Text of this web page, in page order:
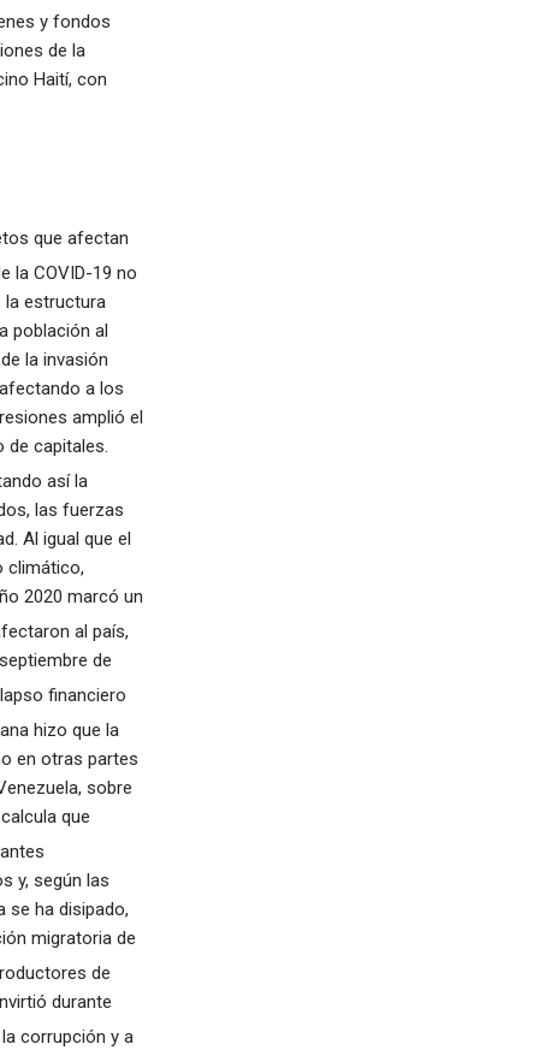
y fondos
de la
Haití, con
que afectan
la COVID-19 no
la estructura
población al
la invasión
a los
amplió el
de capitales.
así la
las fuerzas
Al igual que el
climático,
2020 marcó un
al país,
de
financiero
hizo que la
en otras partes
sobre
que
y, según las
se ha disipado,
migratoria de
de
durante
corrupción y a